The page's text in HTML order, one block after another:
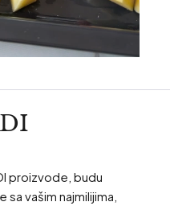
proizvode, budu
vašim najmilijima,